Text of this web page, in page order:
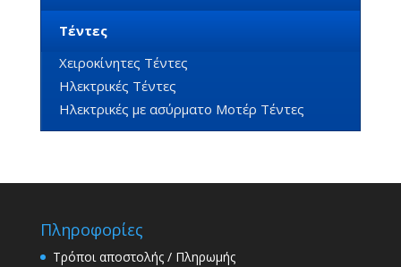
Τέντες
Χειροκίνητες Τέντες
Ηλεκτρικές Τέντες
Ηλεκτρικές με ασύρματο Μοτέρ Τέντες
Πληροφορίες
Τρόποι αποστολής / Πληρωμής